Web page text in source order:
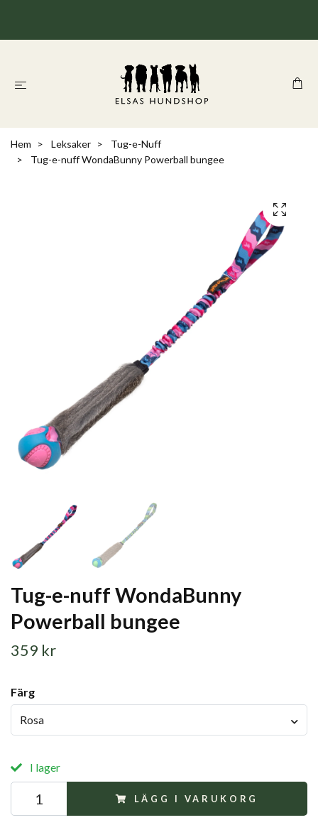
Hem Leksaker
Tug-e-Nuff
Tug-e-nuff WondaBunny Powerball bungee
Tug-e-nuff WondaBunny
Powerball bungee
359 kr
Färg
Rosa
I lager
LÄGG I VARUKORG